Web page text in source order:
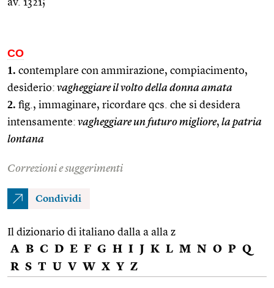
CO
1. contemplare con ammirazione, compiacimento,
desiderio: vagheggiare il volto della donna amata
2. fig., immaginare, ricordare qcs. che si desidera
intensamente: vagheggiare un futuro migliore, la patria
lontana
Correzioni e suggerimenti
Condividi
Il dizionario di italiano dalla a alla z
A B C D E F G H I J K L M N O P Q
R S T U V W X Y Z